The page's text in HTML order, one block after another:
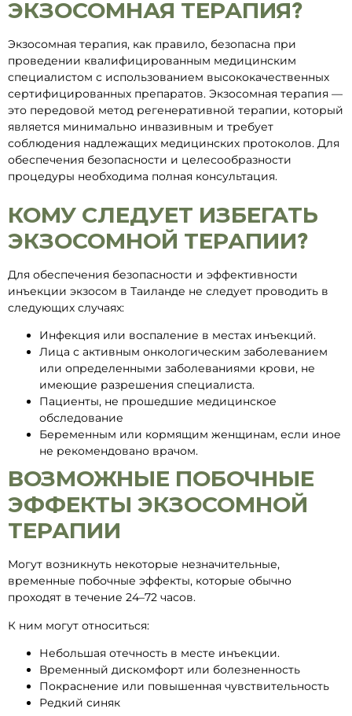
ЭКЗОСОМНАЯ ТЕРАПИЯ?
Экзосомная терапия, как правило, безопасна при
проведении квалифицированным медицинским
специалистом с использованием высококачественных
сертифицированных препаратов. Экзосомная терапия —
это передовой метод регенеративной терапии, который
является минимально инвазивным и требует
соблюдения надлежащих медицинских протоколов. Для
обеспечения безопасности и целесообразности
процедуры необходима полная консультация.
КОМУ СЛЕДУЕТ ИЗБЕГАТЬ
ЭКЗОСОМНОЙ ТЕРАПИИ?
Для обеспечения безопасности и эффективности
инъекции экзосом в Таиланде не следует проводить в
следующих случаях:
Инфекция или воспаление в местах инъекций.
Лица с активным онкологическим заболеванием
или определенными заболеваниями крови, не
имеющие разрешения специалиста.
Пациенты, не прошедшие медицинское
обследование
Беременным или кормящим женщинам, если иное
не рекомендовано врачом.
ВОЗМОЖНЫЕ ПОБОЧНЫЕ
ЭФФЕКТЫ ЭКЗОСОМНОЙ
ТЕРАПИИ
Могут возникнуть некоторые незначительные,
временные побочные эффекты, которые обычно
проходят в течение 24–72 часов.
К ним могут относиться:
Небольшая отечность в месте инъекции.
Временный дискомфорт или болезненность
Покраснение или повышенная чувствительность
Редкий синяк